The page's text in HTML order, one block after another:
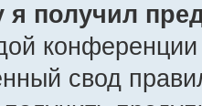
я получил
конференции
свод